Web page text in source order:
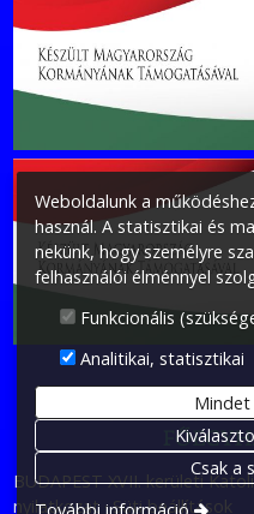
BUDAPEST XVII. kerületi
nyilatkozat Süti beállítások
Weboldalunk a
használ. A statisztikai és
nekünk, hogy személyre
felhasználói élménnyel
Funkcionális
Analitikai, statisztikai
Csak a